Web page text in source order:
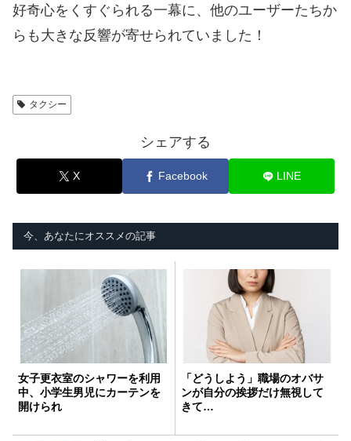
好奇心をくすぐられる一幕に、他のユーザーたちか
らも大きな反響が寄せられていました！
タクシー
シェアする
X Facebook LINE
今、あなたにオススメの記事
女子更衣室のシャワーを利用
中、小学生男児にカーテンを
開けられ
「どうしよう」職場のオバサ
ンが自分の挨拶だけ無視して
きて…